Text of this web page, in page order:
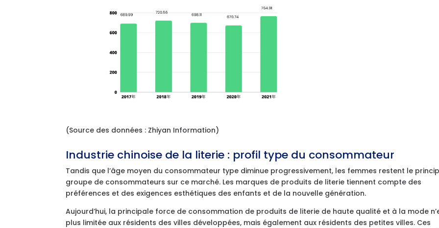
(Source des données : Zhiyan Information)
Industrie chinoise de la literie : profil type du consommateur
Tandis que l’âge moyen du consommateur type diminue progressivement, les femmes restent le
groupe de consommateurs sur ce marché. Les marques de produits de literie tiennent compte des
préférences et des exigences esthétiques des enfants et de la nouvelle génération.
Aujourd’hui, la principale force de consommation de produits de literie de haute qualité et à la mode
plus limitée aux résidents des villes développées, mais également aux résidents des petites villes. Ces